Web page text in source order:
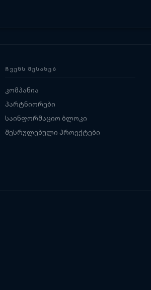
ᲩᲕᲔᲜᲡ ᲨᲔᲡᲐᲮᲔᲑ
კომპანია
პარტნიორები
საინფორმაციო ბლოკი
შესრულებული პროექტები